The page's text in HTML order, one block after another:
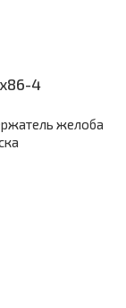
4
желоба